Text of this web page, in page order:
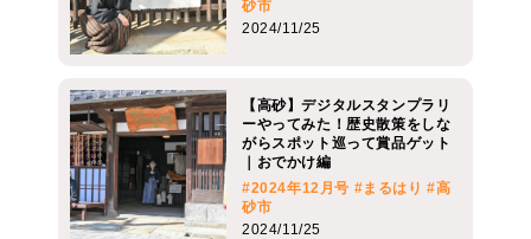
砂市
2024/11/25
【高砂】デジタルスタンプラリ
ーやってみた！歴史散策をしな
がらスポット巡って賞品ゲット
｜おでかけ編
#2024年12月号 #まるはり #高
砂市
2024/11/25